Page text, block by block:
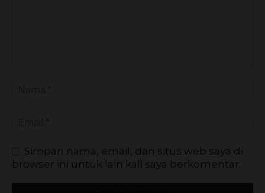
Simpan nama, email, dan situs web saya di
browser ini untuk lain kali saya berkomentar.